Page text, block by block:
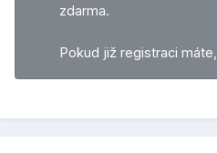
zdarma.
Pokud již registraci máte,